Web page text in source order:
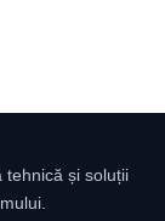
tehnică și soluții